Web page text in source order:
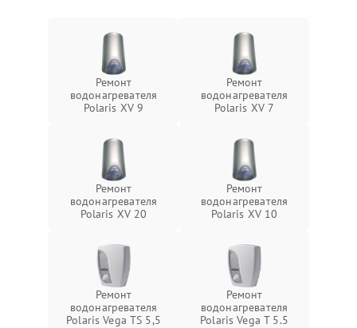
Ремонт
водонагревателя
Polaris XV 9
Ремонт
водонагревателя
Polaris XV 7
Ремонт
водонагревателя
Polaris XV 20
Ремонт
водонагревателя
Polaris XV 10
Ремонт
водонагревателя
Polaris Vega TS 5,5
Ремонт
водонагревателя
Polaris Vega T 5.5